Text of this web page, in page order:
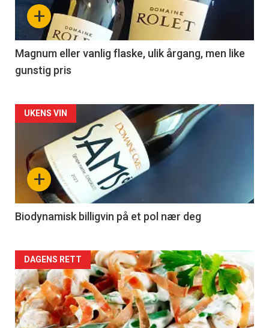
3
+
Magnum eller vanlig flaske, ulik årgang, men like
gunstig pris
Forsiden
akkurat
nå
4
+
UKENS VIN
Biodynamisk billigvin på et pol nær deg
Forsiden
akkurat
nå
DAGENS RETT